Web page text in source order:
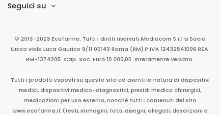
Seguici su
© 2013-2023 Ecofarma. Tutti i diritti riservati.Mediacom S.r.l a Socio
Unico viale Luca Gaurico 9/11 00143 Roma (RM) P.IVA 12432541006 REA:
RM-1374205. Cap. Soc. Euro 10.000,00. Interamente versato.
Tutti i prodotti esposti su questo sito ed aventi la natura di dispositivi
medici, dispositivi medico-diagnostici, presidi medico chirurgici,
medicazioni per uso esterno, nonché tutti i contenuti del sito
www.ecofarma.it (testi, immagini, foto, disegni, allegati, descrizioni e